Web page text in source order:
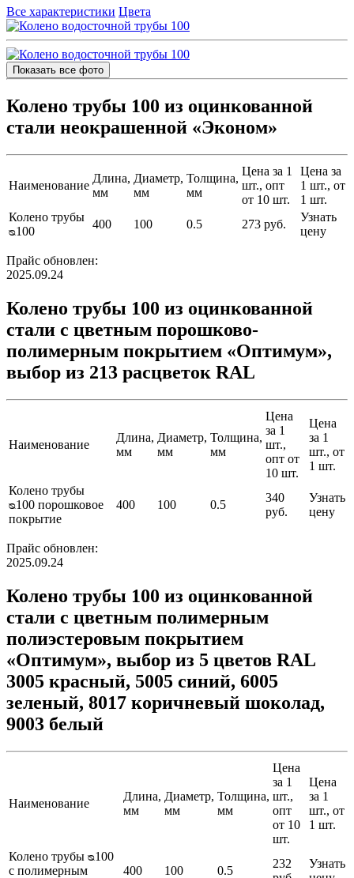
Все характеристики Цвета
Показать все фото
Колено трубы 100 из оцинкованной
стали неокрашенной «Эконом»
Наименование
Длина,
мм
Диаметр,
мм
Толщина,
мм
Цена за 1
шт., опт
от 10 шт.
Цена за
1 шт., от
1 шт.
Колено трубы
ᴓ100
400 100 0.5 273 руб.
Узнать
цену
Прайс обновлен:
2025.09.24
Колено трубы 100 из оцинкованной
стали с цветным порошково-
полимерным покрытием «Оптимум»,
выбор из 213 расцветок RAL
Наименование
Длина,
мм
Диаметр,
мм
Толщина,
мм
Цена
за 1
шт.,
опт от
10 шт.
Цена
за 1
шт., от
1 шт.
Колено трубы
ᴓ100 порошковое
покрытие
400 100 0.5
340
руб.
Узнать
цену
Прайс обновлен:
2025.09.24
Колено трубы 100 из оцинкованной
стали с цветным полимерным
полиэстеровым покрытием
«Оптимум», выбор из 5 цветов RAL
3005 красный, 5005 синий, 6005
зеленый, 8017 коричневый шоколад,
9003 белый
Наименование
Длина,
мм
Диаметр,
мм
Толщина,
мм
Цена
за 1
шт.,
опт
от 10
шт.
Цена
за 1
шт., от
1 шт.
Колено трубы ᴓ100
с полимерным
400 100 0.5
232
Узнать